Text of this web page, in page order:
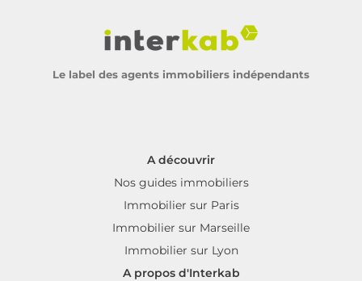
Le label des agents immobiliers indépendants
A découvrir
Nos guides immobiliers
Immobilier sur Paris
Immobilier sur Marseille
Immobilier sur Lyon
A propos d'Interkab